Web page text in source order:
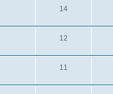
14
12
11